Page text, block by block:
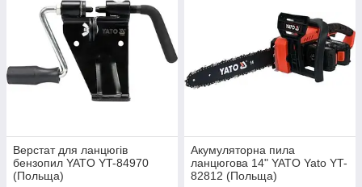
Верстат для ланцюгів
бензопил YATO YT-84970
(Польща)
Акумуляторна пила
ланцюгова 14" YATO Yato YT-
82812 (Польща)